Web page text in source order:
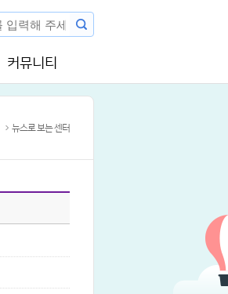
커뮤니티
뉴스로 보는 센터